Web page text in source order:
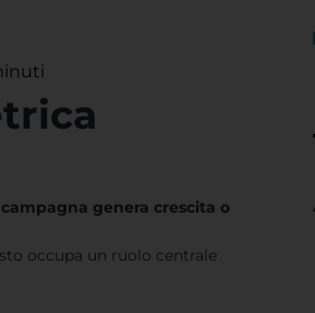
genera crescita o
occupa un ruolo centrale